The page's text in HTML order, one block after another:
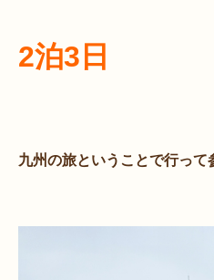
2泊3日
九州の旅ということで行って